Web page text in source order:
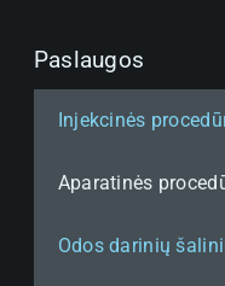
Paslaugos
Injekcinės
Aparatinės
Odos darinių
Patikėkite man
spindinčiai odai!